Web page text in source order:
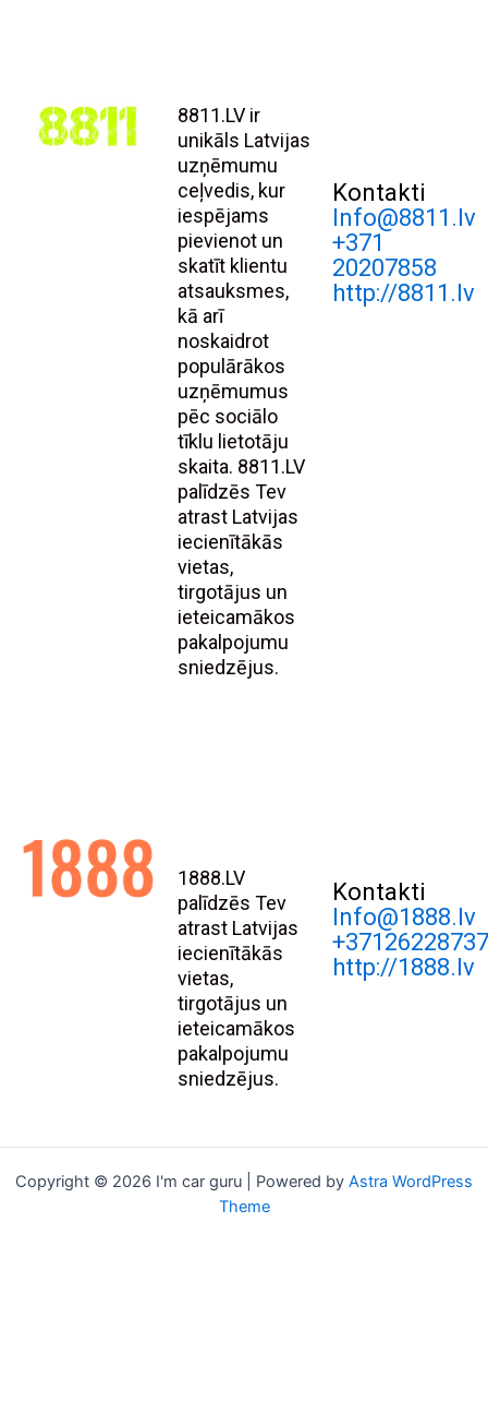
8811.LV ir
unikāls Latvijas
uzņēmumu
ceļvedis, kur
iespējams
pievienot un
skatīt klientu
atsauksmes,
kā arī
noskaidrot
populārākos
uzņēmumus
pēc sociālo
tīklu lietotāju
skaita. 8811.LV
palīdzēs Tev
atrast Latvijas
iecienītākās
vietas,
tirgotājus un
ieteicamākos
pakalpojumu
sniedzējus.
Kontakti
Info@8811.lv
+371
20207858
http://8811.lv
1888.LV
palīdzēs Tev
atrast Latvijas
iecienītākās
vietas,
tirgotājus un
ieteicamākos
pakalpojumu
sniedzējus.
Kontakti
Info@1888.lv
http://1888.lv
Copyright © 2026 I'm car guru | Powered by Astra WordPress
Theme